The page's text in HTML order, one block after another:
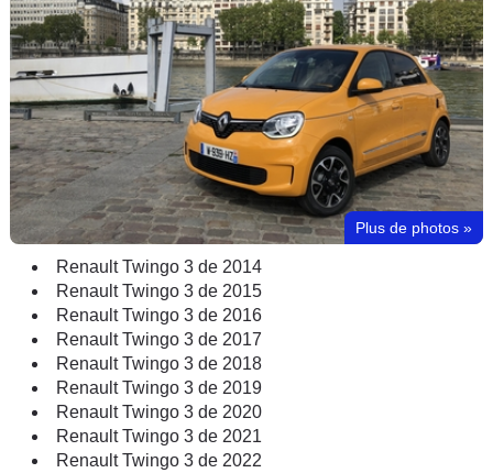
Plus de photos »
Renault Twingo 3 de 2014
Renault Twingo 3 de 2015
Renault Twingo 3 de 2016
Renault Twingo 3 de 2017
Renault Twingo 3 de 2018
Renault Twingo 3 de 2019
Renault Twingo 3 de 2020
Renault Twingo 3 de 2021
Renault Twingo 3 de 2022